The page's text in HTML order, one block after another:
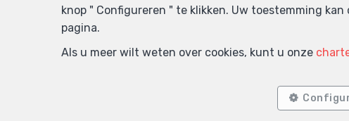
knop " Configureren " te klikken. Uw toestemming
pagina.
Als u meer wilt weten over cookies, kunt u onze